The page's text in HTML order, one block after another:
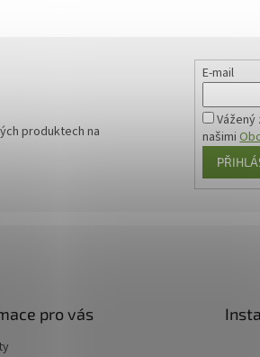
produktech na
E-mail
našimi
pro vás